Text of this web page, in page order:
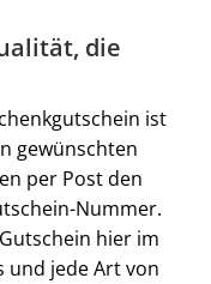
die
ist
gewünschten
per Post den
Nummer.
hier im
und jede Art von